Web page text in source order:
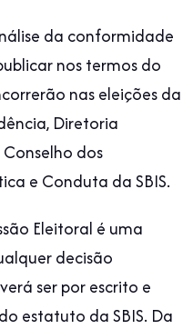
da conformidade
nos termos do
nas eleições da
Diretoria
dos
e Conduta da SBIS.
Eleitoral é uma
decisão
ser por escrito e
estatuto da SBIS. Da